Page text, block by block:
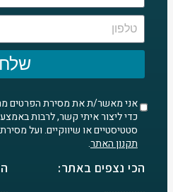
שלח
אני מאשר/ת את מסירת הפרטים
כדי ליצור איתי קשר, לרבות
סטטיסטיים או שיווקיים. ועל
תקנון האתר.
הכי נצפים באתר: